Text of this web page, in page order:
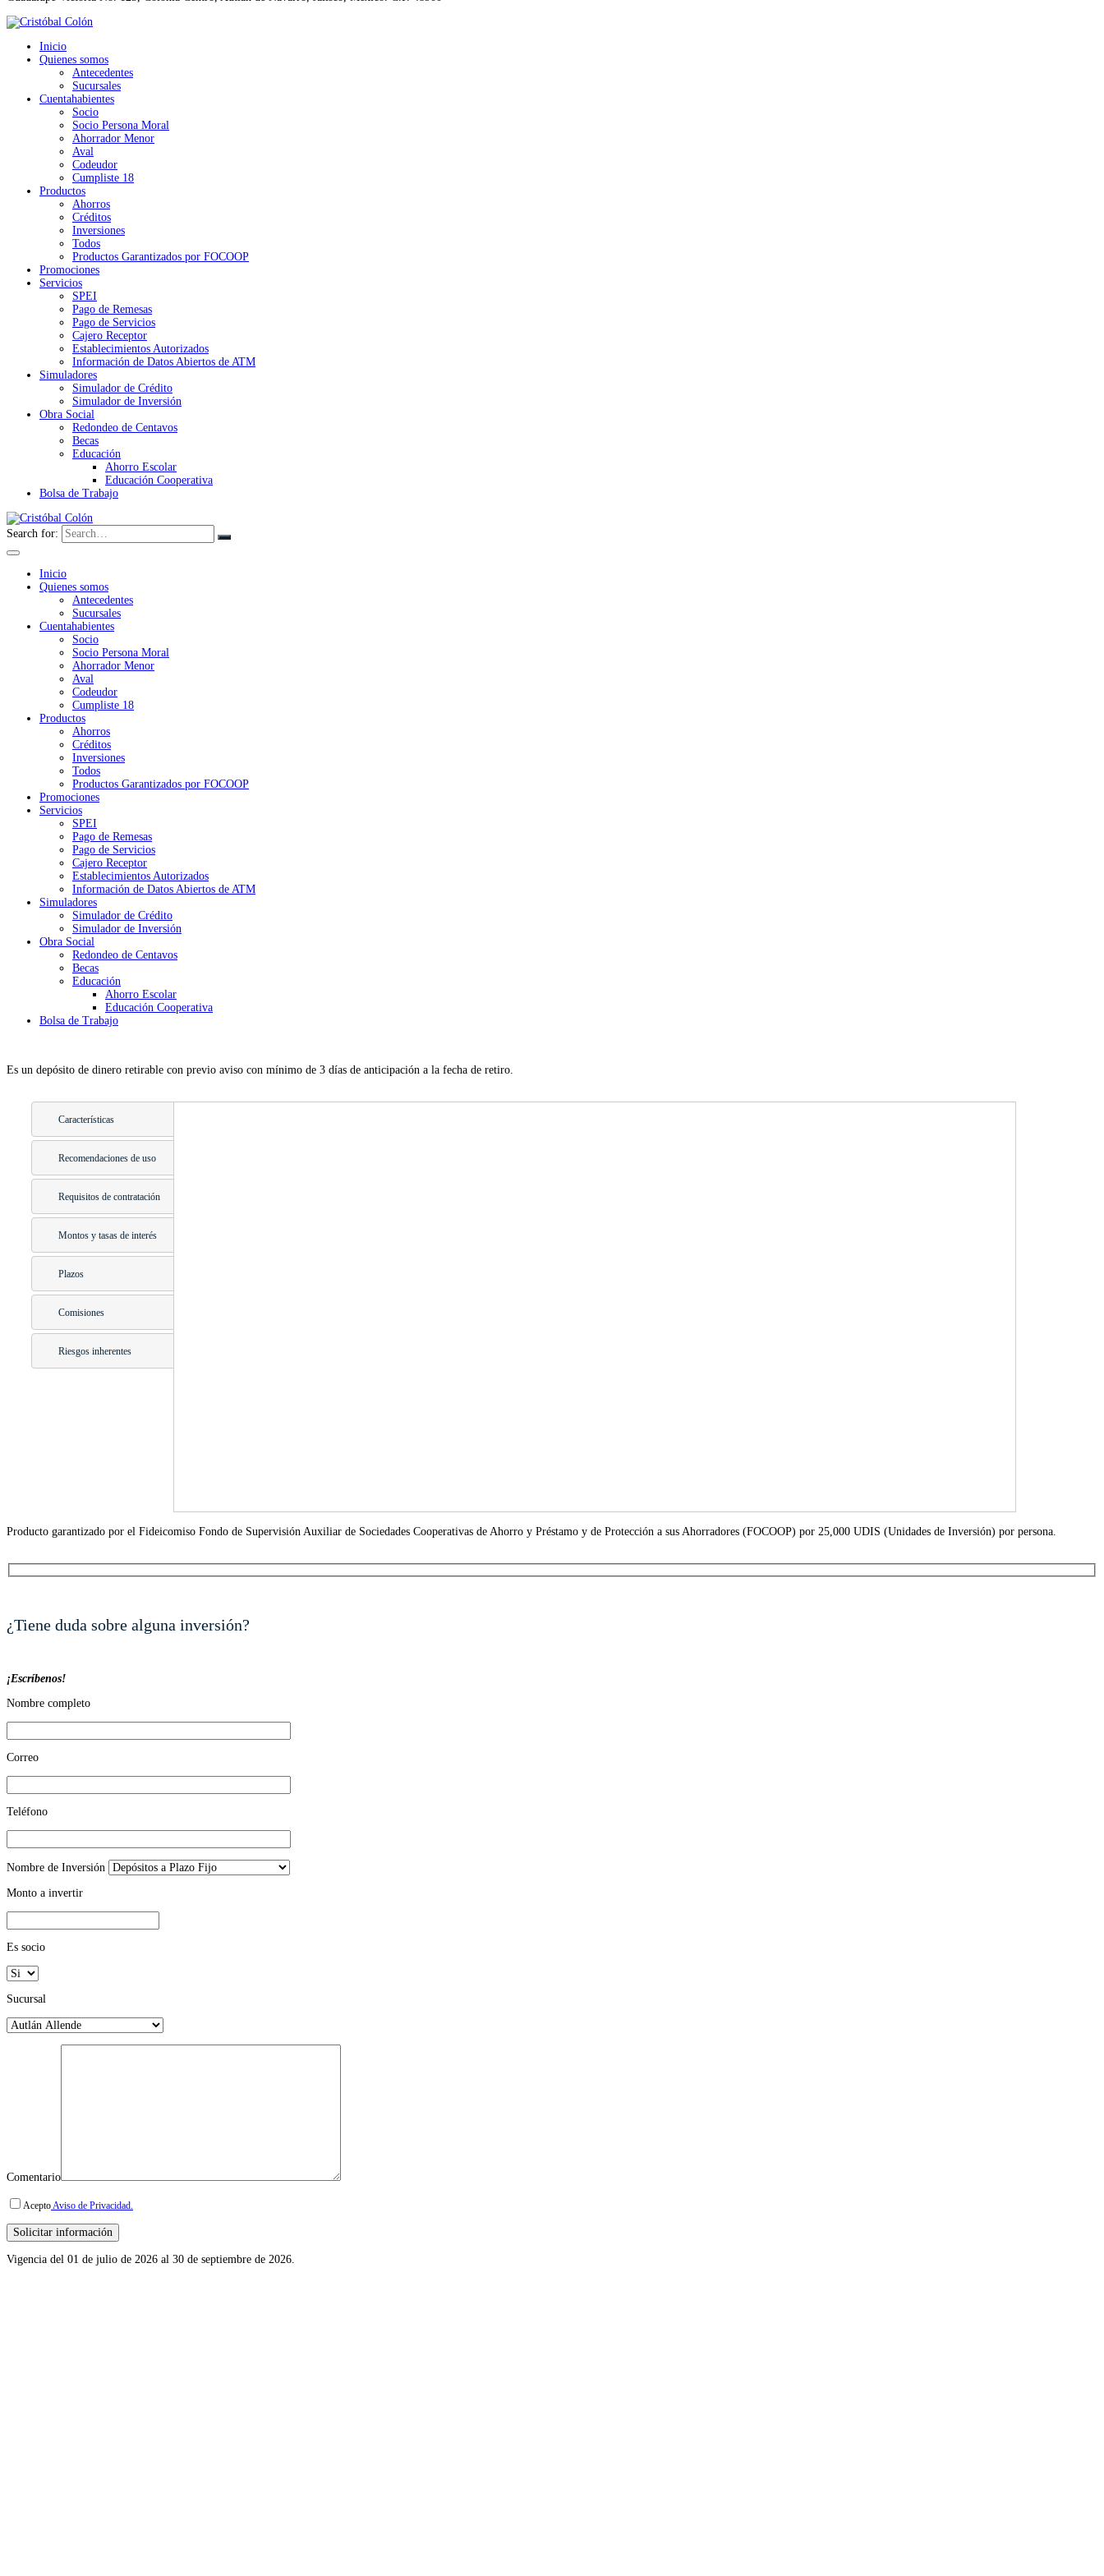
Inicio
Quienes somos
Antecedentes
Sucursales
Cuentahabientes
Socio
Socio Persona Moral
Ahorrador Menor
Aval
Codeudor
Cumpliste 18
Productos
Ahorros
Créditos
Inversiones
Todos
Productos Garantizados por FOCOOP
Promociones
Servicios
SPEI
Pago de Remesas
Pago de Servicios
Cajero Receptor
Establecimientos Autorizados
Información de Datos Abiertos de ATM
Simuladores
Simulador de Crédito
Simulador de Inversión
Obra Social
Redondeo de Centavos
Becas
Educación
Ahorro Escolar
Educación Cooperativa
Bolsa de Trabajo
Search for:
Inicio
Quienes somos
Antecedentes
Sucursales
Cuentahabientes
Socio
Socio Persona Moral
Ahorrador Menor
Aval
Codeudor
Cumpliste 18
Productos
Ahorros
Créditos
Inversiones
Todos
Productos Garantizados por FOCOOP
Promociones
Servicios
SPEI
Pago de Remesas
Pago de Servicios
Cajero Receptor
Establecimientos Autorizados
Información de Datos Abiertos de ATM
Simuladores
Simulador de Crédito
Simulador de Inversión
Obra Social
Redondeo de Centavos
Becas
Educación
Ahorro Escolar
Educación Cooperativa
Bolsa de Trabajo
Es un depósito de dinero retirable con previo aviso con mínimo de 3 días de anticipación a la fecha de retiro.
Características
Recomendaciones de uso
Requisitos de contratación
Montos y tasas de interés
Plazos
Comisiones
Riesgos inherentes
Producto garantizado por el Fideicomiso Fondo de Supervisión Auxiliar de Sociedades Cooperativas de Ahorro y Préstamo y de Protección a sus Ahorradores (FOCOOP) por 25,000 UDIS (Unidades de Inversión) por persona.
¿Tiene duda sobre alguna inversión?
¡Escríbenos!
Nombre completo
Correo
Teléfono
Nombre de Inversión
Monto a invertir
Es socio
Sucursal
Comentario
AceptoAviso de Privacidad.
Vigencia del 01 de julio de 2026 al 30 de septiembre de 2026.